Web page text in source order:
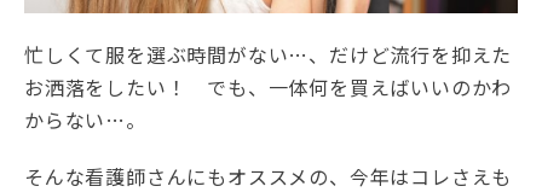
忙しくて服を選ぶ時間がない…、だけど流行を抑えた
お洒落をしたい！ でも、一体何を買えばいいのかわ
からない…。
そんな看護師さんにもオススメの、今年はコレさえも